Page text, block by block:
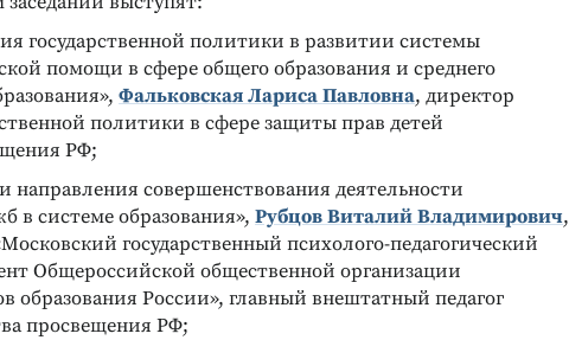
государственной политики в развитии системы
помощи в сфере общего образования и среднего
Фальковская Лариса Павловна, директор
политики в сфере защиты прав детей
РФ;
совершенствования деятельности
в системе образования», Рубцов Виталий Владимирович,
государственный психолого-педагогический
Общероссийской общественной организации
образования России», главный внештатный педагог
просвещения РФ;